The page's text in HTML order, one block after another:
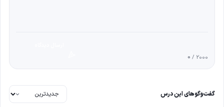
0 / 2000
گفت‌وگوهای این درس